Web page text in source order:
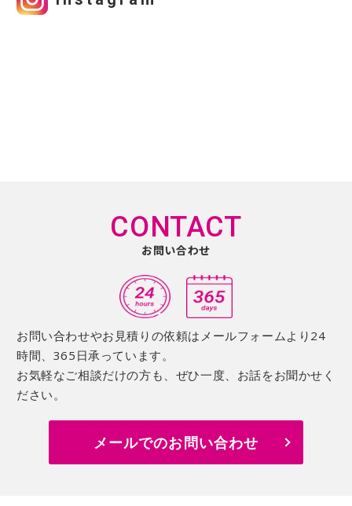
CONTACT
お問い合わせ
お問い合わせやお見積りの依頼はメールフォームより24
時間、365日承っています。
お気軽なご相談だけの方も、ぜひ一度、お話をお聞かせく
ださい。
メールでのお問い合わせ